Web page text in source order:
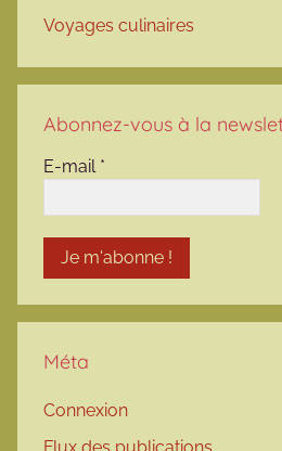
Voyages culinaires
Abonnez-vous à la
E-mail *
Méta
Connexion